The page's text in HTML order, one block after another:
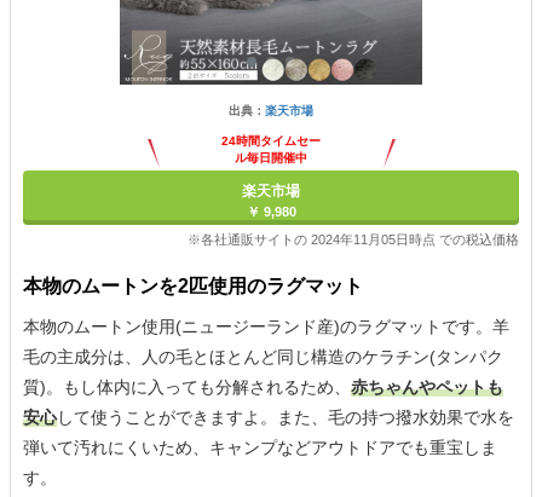
出典： 楽天市場
24時間タイムセー
ル毎日開催中
楽天市場
￥ 9,980
※各社通販サイトの 2024年11月05日時点 での税込価格
本物のムートンを2匹使用のラグマット
本物のムートン使用(ニュージーランド産)のラグマットです。羊
毛の主成分は、人の毛とほとんど同じ構造のケラチン(タンパク
質)。もし体内に入っても分解されるため、 赤ちゃんやペットも
安心して使うことができますよ。また、毛の持つ撥水効果で水を
弾いて汚れにくいため、キャンプなどアウトドアでも重宝しま
す。